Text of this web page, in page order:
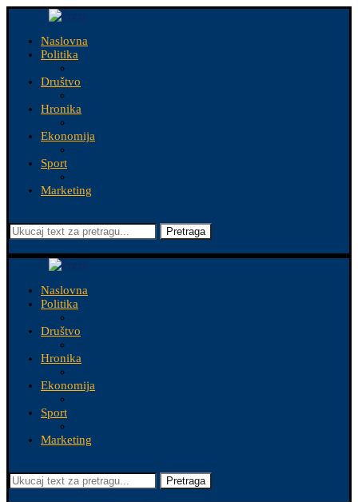
Naslovna
Politika
Društvo
Hronika
Ekonomija
Sport
Marketing
Pretraga
Naslovna
Politika
Društvo
Hronika
Ekonomija
Sport
Marketing
Pretraga